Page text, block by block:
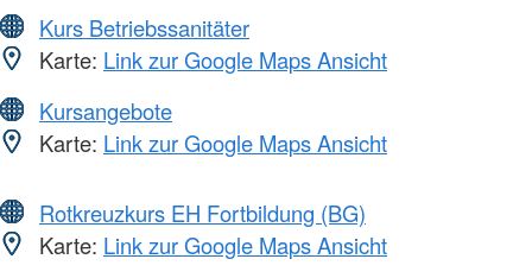
Kurs Betriebssanitäter
Karte: Link zur Google Maps Ansicht
Kursangebote
Karte: Link zur Google Maps Ansicht
Rotkreuzkurs EH Fortbildung (BG)
Karte: Link zur Google Maps Ansicht